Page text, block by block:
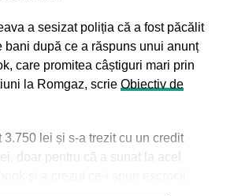
un circuit internațional, care se
parcursul a cinci etape. Primele trei
Varșovia și Zagreb și sunt
de Fundația Superbet. Ultimele
în SUA, la Saint Louis. Anul acesta,
loc la București între 24 iunie și 6
a sesizat poliția că a fost păcălit
bani după ce a răspuns unui anunț
care promitea câștiguri mari prin
la Romgaz, scrie Obiectiv de
lei și s-a trezit cu un credit
doar pentru că a sunat la acel